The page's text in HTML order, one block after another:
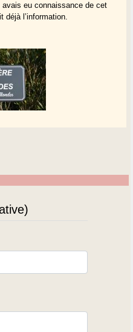
eu connaissance de cet
l’information.